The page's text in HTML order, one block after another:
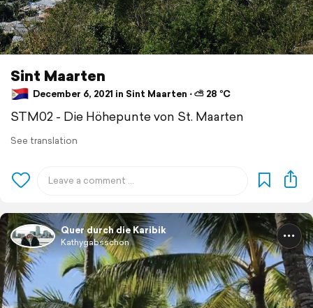
Sint Maarten
December 6, 2021 in Sint Maarten ⋅ ⛅ 28 °C
STM02 - Die Höhepunte von St. Maarten
See translation
Quer durch die Karibik
Kathygabsschon